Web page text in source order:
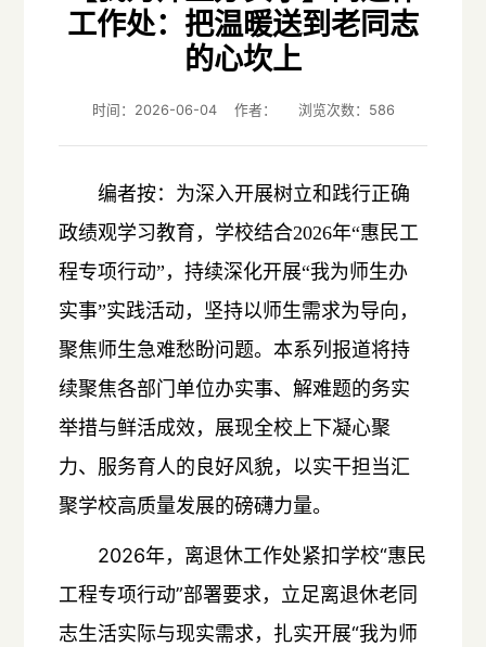
工作处：把温暖送到老同志
的心坎上
时间：2026-06-04 作者： 浏览次数： 586
编者按：为深入开展树立和践行正确
政绩观学习教育，学校结合2026年“惠民工
程专项行动”，持续深化开展“我为师生办
实事”实践活动，坚持以师生需求为导向，
聚焦师生急难愁盼问题。本系列报道将持
续聚焦各部门单位办实事、解难题的务实
举措与鲜活成效，展现全校上下凝心聚
力、服务育人的良好风貌，以实干担当汇
聚学校高质量发展的磅礴力量。
2026年，离退休工作处紧扣学校“惠民
工程专项行动”部署要求，立足离退休老同
志生活实际与现实需求，扎实开展“我为师